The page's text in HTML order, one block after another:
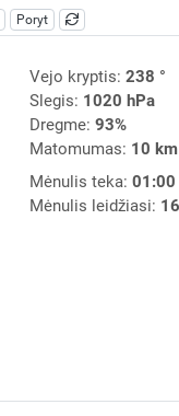
Poryt
Vejo kryptis: 238 °
Slegis: 1020 hPa
Dregme: 93%
Matomumas: 10 km
Mėnulis teka: 01:00
Mėnulis leidžiasi: